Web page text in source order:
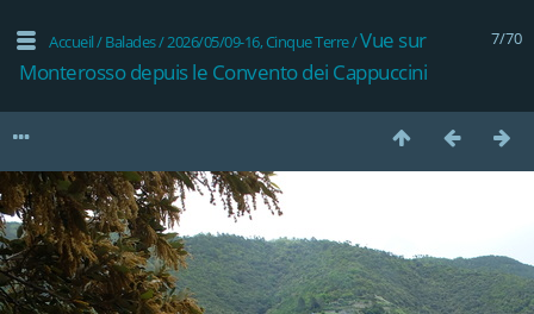
7/70
Accueil/Balades/2026/05/09-16, Cinque Terre/Vue sur
Monterosso depuis le Convento dei Cappuccini